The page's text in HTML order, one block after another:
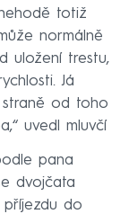
totiž
normálně
uložení trestu,
Já
straně od toho
uvedl mluvčí
pana
dvojčata
do